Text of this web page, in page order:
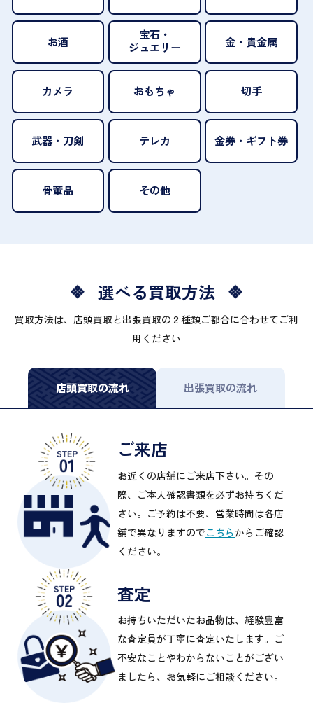
お酒
宝石・
ジュエリー
金・貴金属
カメラ おもちゃ 切手
武器・刀剣 テレカ 金券・ギフト券
骨董品 その他
選べる買取方法
買取方法は、店頭買取と出張買取の２種類ご都合に合わせてご利
用ください
店頭買取の流れ 出張買取の流れ
ご来店
お近くの店舗にご来店下さい。その
際、ご本人確認書類を必ずお持ちくだ
さい。ご予約は不要、営業時間は各店
舗で異なりますのでこちらからご確認
ください。
査定
お持ちいただいたお品物は、経験豊富
な査定員が丁寧に査定いたします。ご
不安なことやわからないことがござい
ましたら、お気軽にご相談ください。